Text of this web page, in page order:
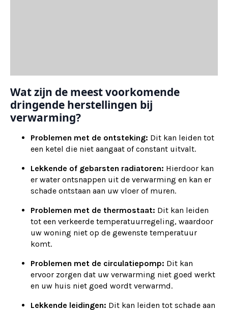
Wat zijn de meest voorkomende
dringende herstellingen bij
verwarming?
Problemen met de ontsteking: Dit kan leiden tot
een ketel die niet aangaat of constant uitvalt.
Lekkende of gebarsten radiatoren: Hierdoor kan
er water ontsnappen uit de verwarming en kan er
schade ontstaan aan uw vloer of muren.
Problemen met de thermostaat: Dit kan leiden
tot een verkeerde temperatuurregeling, waardoor
uw woning niet op de gewenste temperatuur
komt.
Problemen met de circulatiepomp: Dit kan
ervoor zorgen dat uw verwarming niet goed werkt
en uw huis niet goed wordt verwarmd.
Lekkende leidingen: Dit kan leiden tot schade aan